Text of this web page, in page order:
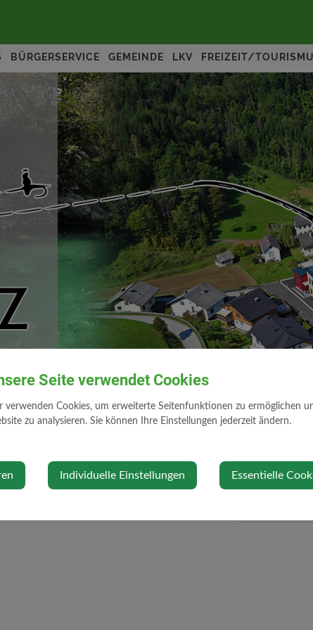
BÜRGERSERVICE GEMEINDE LKV FREIZEIT/
im Bayrischen Wald
2026 bis Freitag, 14. August 2026
Veranstalter
Seite verwendet Cookies
verwenden Cookies, um erweiterte Seitenfunktionen zu ermöglichen
zu analysieren. Sie können Ihre Einstellungen jederzeit ändern.
Individuelle Einstellungen Essentielle